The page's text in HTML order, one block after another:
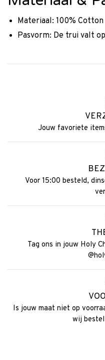
Materiaal: 100% Cotton
Pasvorm: De trui valt
Jouw favoriete
Voor 15:00 besteld,
Tag ons in jouw Holy
Is jouw maat niet op
wij